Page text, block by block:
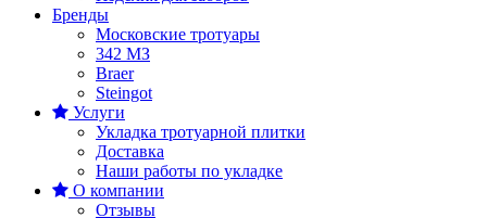
Бренды
Московские тротуары
342 MЗ
Braer
Steingot
Услуги
Укладка тротуарной плитки
Доставка
Наши работы по укладке
О компании
Отзывы